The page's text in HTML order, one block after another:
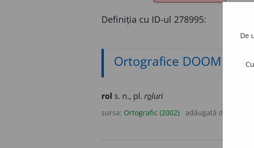
Definiția cu ID-ul 278995:
Ortografice DOOM
rol s. n., pl. roluri
sursa: Ortografic (2002) adăugată de
De